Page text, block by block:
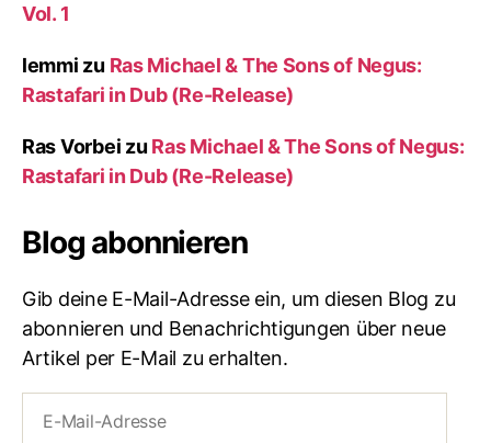
Vol. 1
lemmi zu Ras Michael & The Sons of Negus:
Rastafari in Dub (Re-Release)
Ras Vorbei zu Ras Michael & The Sons of Negus:
Rastafari in Dub (Re-Release)
Blog abonnieren
Gib deine E-Mail-Adresse ein, um diesen Blog zu
abonnieren und Benachrichtigungen über neue
Artikel per E-Mail zu erhalten.
Mail-